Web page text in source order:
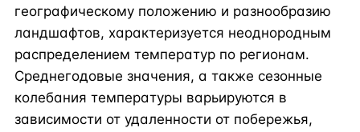
географическому положению и разнообразию
ландшафтов, характеризуется неоднородным
распределением температур по регионам.
Среднегодовые значения, а также сезонные
колебания температуры варьируются в
зависимости от удаленности от побережья,